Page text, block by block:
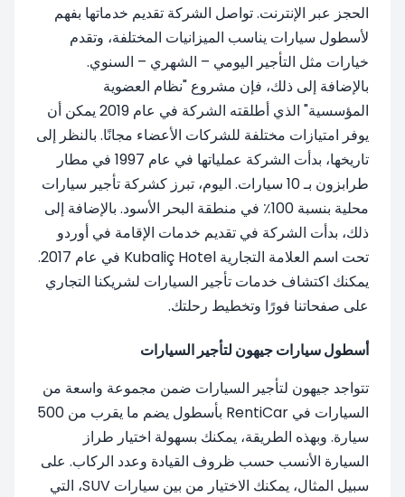
الحجز عبر الإنترنت. تواصل الشركة تقديم خدماتها بفهم
لأسطول سيارات يناسب الميزانيات المختلفة، وتقدم
خيارات مثل التأجير اليومي – الشهري – السنوي.
بالإضافة إلى ذلك، فإن مشروع "نظام العضوية
المؤسسية" الذي أطلقته الشركة في عام 2019 يمكن أن
يوفر امتيازات مختلفة للشركات الأعضاء مجانًا. بالنظر إلى
تاريخها، بدأت الشركة عملياتها في عام 1997 في مطار
طرابزون بـ 10 سيارات. اليوم، تبرز كشركة تأجير سيارات
محلية بنسبة 100٪ في منطقة البحر الأسود. بالإضافة إلى
ذلك، بدأت الشركة في تقديم خدمات الإقامة في أوردو
تحت اسم العلامة التجارية Kubaliç Hotel في عام 2017.
يمكنك اكتشاف خدمات تأجير السيارات لشريكنا التجاري
على صفحاتنا فورًا وتخطيط رحلتك.
أسطول سيارات جيهون لتأجير السيارات
تتواجد جيهون لتأجير السيارات ضمن مجموعة واسعة من
السيارات في RentiCar بأسطول يضم ما يقرب من 500
سيارة. وبهذه الطريقة، يمكنك بسهولة اختيار طراز
السيارة الأنسب حسب ظروف القيادة وعدد الركاب. على
سبيل المثال، يمكنك الاختيار من بين سيارات SUV، التي